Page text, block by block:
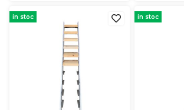
in stoc in stoc